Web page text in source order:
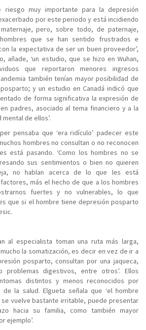
riesgo muy importante para la depresión
por este periodo y está incidiendo
pero, sobre todo, de paternaje,
que se han sentido frustrados e
la expectativa de ser un buen proveedor’,
añade, ‘un estudio, que se hizo en Wuhan,
que reportaron menores ingresos
también tenían mayor posibilidad de
y un estudio en Canadá indicó que
de forma significativa la expresión de
padres, asociado al tema financiero y a la
de ellos’.
pensaba que ‘era ridículo’ padecer este
hombres no consultan o no reconocen
está pasando. ‘Como los hombres no se
sus sentimientos o bien no quieren
no hablan acerca de lo que les está
más el hecho de que a los hombres
fuertes y no vulnerables, lo que
que si el hombre tiene depresión posparto
al especialista toman una ruta más larga,
la somatización, es decir en vez de ir a
posparto, consultan por una jaqueca,
problemas digestivos, entre otros’. Ellos
distintos y menos reconocidos por
de la salud. Elgueta señala que ‘el hombre
vuelve bastante irritable, puede presentar
hacia su familia, como también mayor
ejemplo’.